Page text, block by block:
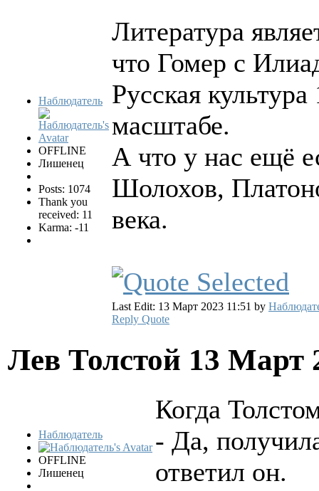
Наблюдатель
OFFLINE
Лишенец
Posts: 1074
Thank you
received: 11
Karma: -11
Литература
что Гомер с
Русская
масштабе.
А что у нас ещё
Шолохов,
века.
Last Edit: 13 Март 2023 11:51 by
Reply Quote
Лев Толстой 13 Март
Наблюдатель
OFFLINE
Лишенец
Когда
- Да,
ответил он.